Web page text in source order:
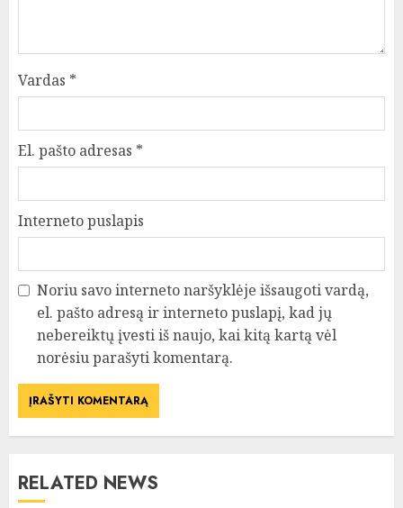
Vardas *
El. pašto adresas *
Interneto puslapis
Noriu savo interneto naršyklėje išsaugoti vardą,
el. pašto adresą ir interneto puslapį, kad jų
nebereiktų įvesti iš naujo, kai kitą kartą vėl
norėsiu parašyti komentarą.
RELATED NEWS